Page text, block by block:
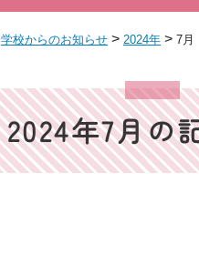
学校からのお知らせ > 2024年 > 7月
2024年7月の